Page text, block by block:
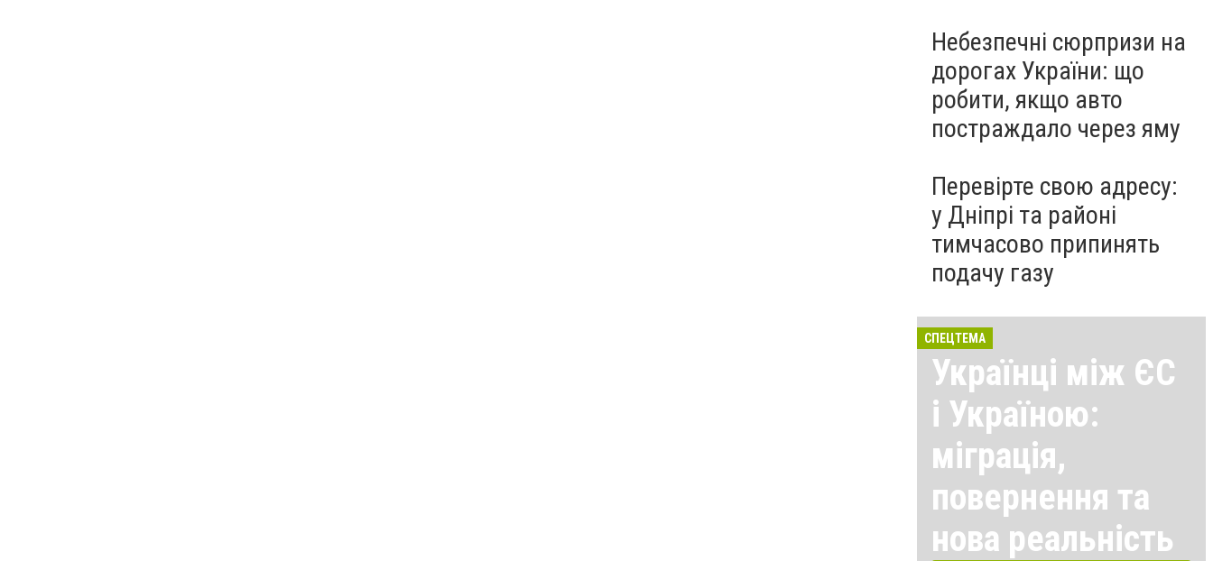
Небезпечні сюрпризи на
дорогах України: що
робити, якщо авто
постраждало через яму
Перевірте свою адресу:
у Дніпрі та районі
тимчасово припинять
подачу газу
СПЕЦТЕМА
Українці між ЄС
і Україною:
міграція,
повернення та
нова реальність